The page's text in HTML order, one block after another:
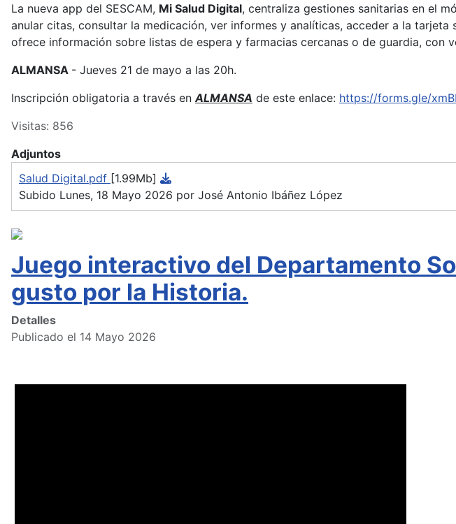
La nueva app del SESCAM, Mi Salud Digital, centraliza gestiones sanitarias en el
anular citas, consultar la medicación, ver informes y analíticas, acceder a la
ofrece información sobre listas de espera y farmacias cercanas o de guardia, con
ALMANSA - Jueves 21 de mayo a las 20h.
Inscripción obligatoria a través en ALMANSA de este enlace: https://forms.gle/
Visitas: 856
Adjuntos
Salud Digital.pdf [1.99Mb]
Subido Lunes, 18 Mayo 2026 por José Antonio Ibáñez López
Juego interactivo del Departamento
gusto por la Historia.
Detalles
Publicado el 14 Mayo 2026